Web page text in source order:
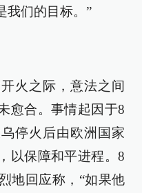
我们的目标。”
火之际，意法之间
愈合。事情起因于8
停火后由欧洲国家
以保障和平进程。8
地回应称，“如果他